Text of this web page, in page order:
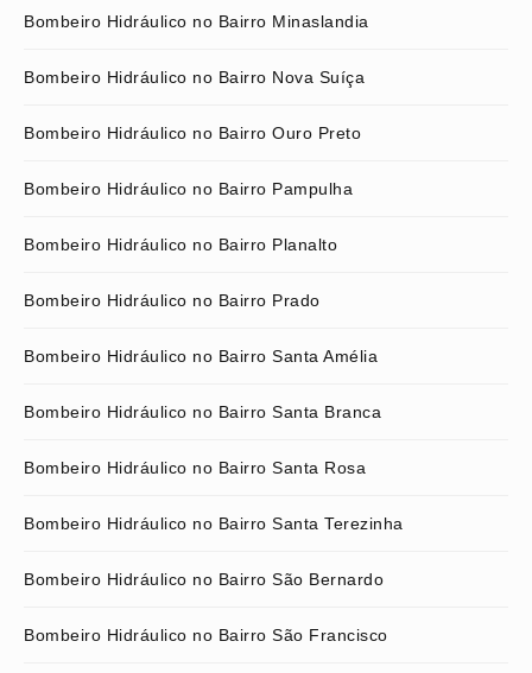
Bombeiro Hidráulico no Bairro Minaslandia
Bombeiro Hidráulico no Bairro Nova Suíça
Bombeiro Hidráulico no Bairro Ouro Preto
Bombeiro Hidráulico no Bairro Pampulha
Bombeiro Hidráulico no Bairro Planalto
Bombeiro Hidráulico no Bairro Prado
Bombeiro Hidráulico no Bairro Santa Amélia
Bombeiro Hidráulico no Bairro Santa Branca
Bombeiro Hidráulico no Bairro Santa Rosa
Bombeiro Hidráulico no Bairro Santa Terezinha
Bombeiro Hidráulico no Bairro São Bernardo
Bombeiro Hidráulico no Bairro São Francisco